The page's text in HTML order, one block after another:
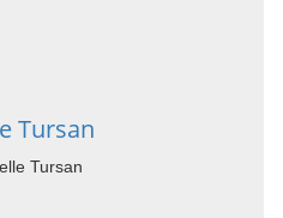
Tursan
Tursan